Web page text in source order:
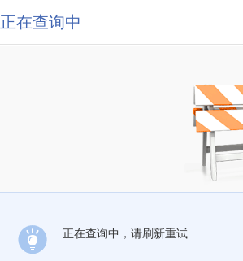
正在查询中
正在查询中，请刷新重试